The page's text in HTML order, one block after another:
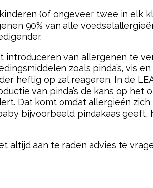
(of ongeveer twee in elk
90% van alle
van allergenen te
zoals pinda’s, vis
heftig op zal reageren. In de
van pinda’s de kans op
Dat komt omdat allergieën
bijvoorbeeld pindakaas
altijd aan te raden advies te